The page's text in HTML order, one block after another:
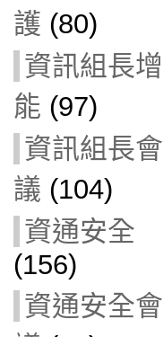
護 (80)
資訊組長增
能 (97)
資訊組長會
議 (104)
資通安全
(156)
資通安全會